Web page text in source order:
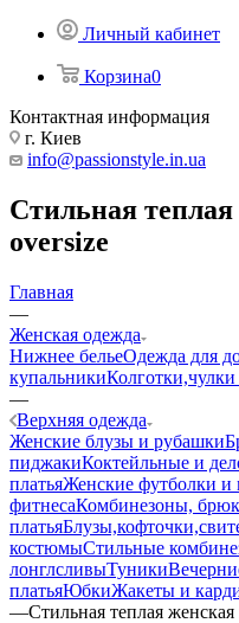
Личный кабинет
Корзина0
Контактная информация
г. Киев
info@passionstyle.in.ua
Стильная
oversize
Главная
—
Женская одежда
Нижнее бельеОдежда для
купальники
—
Верхняя одежда
Женские блузы и рубашки
пиджакиКоктейльные и
платьяЖенские футболки и
фитнесаКомбинезоны,
платья
костюмыСтильные
лонглсливыТуники
платьяЮбкиЖакеты и
—Стильная теплая женская